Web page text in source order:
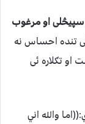
سپیڅلی او مرغوب
تنده احساس نه
تګلاره ئی
والله اني